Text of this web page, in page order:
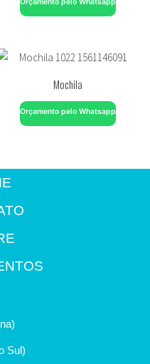
Mochila
Orçamento pelo Whatsapp
Sul)